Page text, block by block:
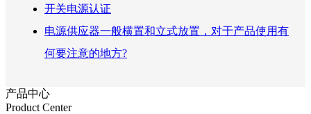
开关电源认证
电源供应器一般横置和立式放置，对于产品使用有
何要注意的地方?
产品中心
Product Center